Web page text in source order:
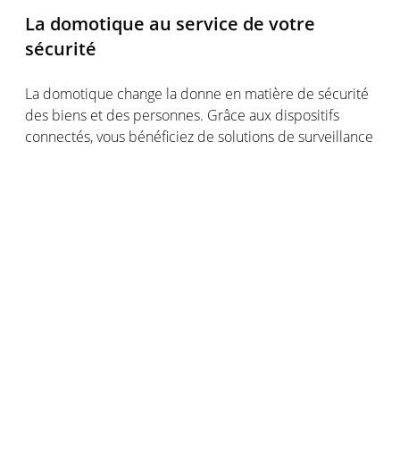
La domotique au service de votre
sécurité
La domotique change la donne en matière de sécurité
des biens et des personnes. Grâce aux dispositifs
connectés,vous bénéficiez de solutions de surveillance